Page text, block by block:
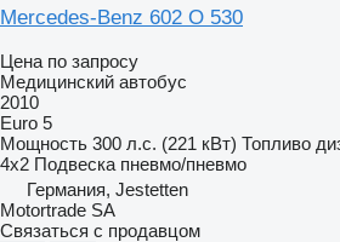
Mercedes-Benz 602 O 530
Цена по запросу
Медицинский автобус
2010
Euro 5
Мощность 300 л.с. (221 кВт) Топливо
4x2 Подвеска пневмо/пневмо
Германия, Jestetten
Motortrade SA
Связаться с продавцом